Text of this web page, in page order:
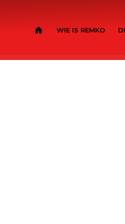
WIE IS REMKO